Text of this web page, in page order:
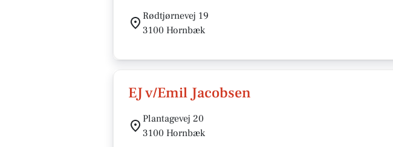
Rødtjørnevej 19
3100 Hornbæk
EJ v/Emil Jacobsen
Plantagevej 20
3100 Hornbæk